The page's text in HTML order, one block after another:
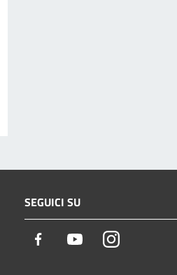
SEGUICI SU
Facebook YoutubeInstagram